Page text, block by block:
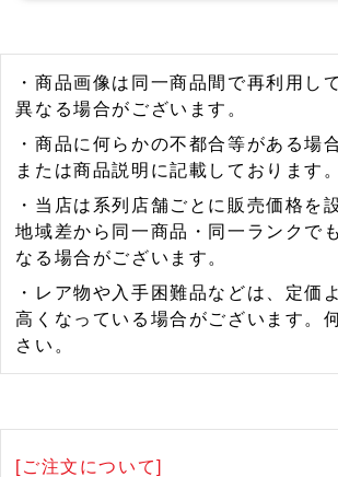
・商品画像は同一商品間で再利用し
異なる場合がございます。
・商品に何らかの不都合等がある場
または商品説明に記載しております。
・当店は系列店舗ごとに販売価格を
地域差から同一商品・同一ランクで
なる場合がございます。
・レア物や入手困難品などは、定価
高くなっている場合がございます。
さい。
[ご注文について]